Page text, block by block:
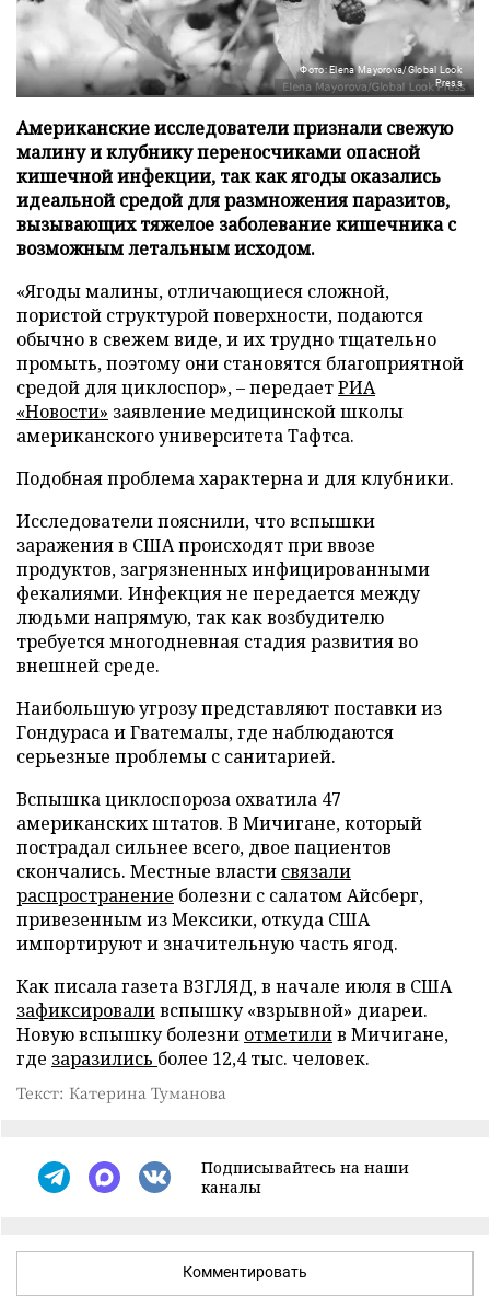
Фото: Elena Mayorova/Global Look
Press
Американские исследователи признали свежую
малину и клубнику переносчиками опасной
кишечной инфекции, так как ягоды оказались
идеальной средой для размножения паразитов,
вызывающих тяжелое заболевание кишечника с
возможным летальным исходом.
«Ягоды малины, отличающиеся сложной,
пористой структурой поверхности, подаются
обычно в свежем виде, и их трудно тщательно
промыть, поэтому они становятся благоприятной
средой для циклоспор», – передаетРИА
«Новости» заявление медицинской школы
американского университета Тафтса.
Подобная проблема характерна и для клубники.
Исследователи пояснили, что вспышки
заражения в США происходят при ввозе
продуктов, загрязненных инфицированными
фекалиями. Инфекция не передается между
людьми напрямую, так как возбудителю
требуется многодневная стадия развития во
внешней среде.
Наибольшую угрозу представляют поставки из
Гондураса и Гватемалы, где наблюдаются
серьезные проблемы с санитарией.
Вспышка циклоспороза охватила 47
американских штатов. В Мичигане, который
пострадал сильнее всего, двое пациентов
скончались. Местные власти связали
распространение болезни с салатом Айсберг,
привезенным из Мексики, откуда США
импортируют и значительную часть ягод.
Как писала газета ВЗГЛЯД, в начале июля в США
зафиксироваливспышку «взрывной» диареи.
Новую вспышку болезни отметилив Мичигане,
где заразились более 12,4 тыс. человек.
Текст: Катерина Туманова
Подписывайтесь на наши
каналы
Комментировать